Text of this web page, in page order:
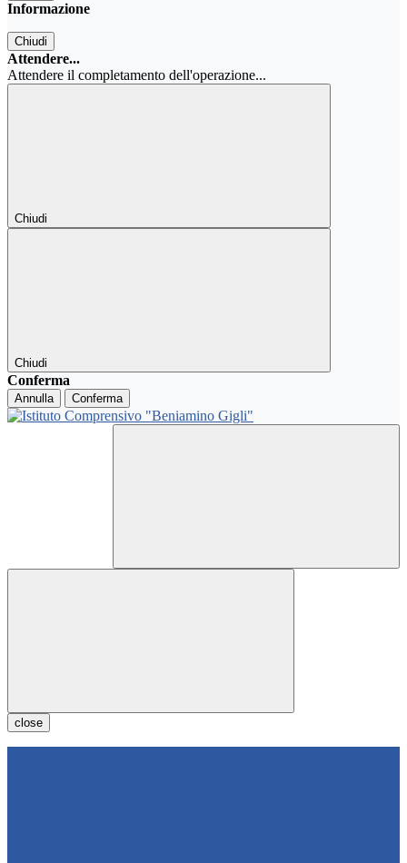
Informazione
Chiudi
Attendere...
Attendere il completamento dell'operazione...
Chiudi
Chiudi
Conferma
Annulla Conferma
close